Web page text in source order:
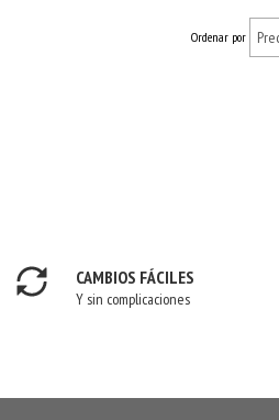
Ordenar por
CAMBIOS FÁCILES
Y sin complicaciones